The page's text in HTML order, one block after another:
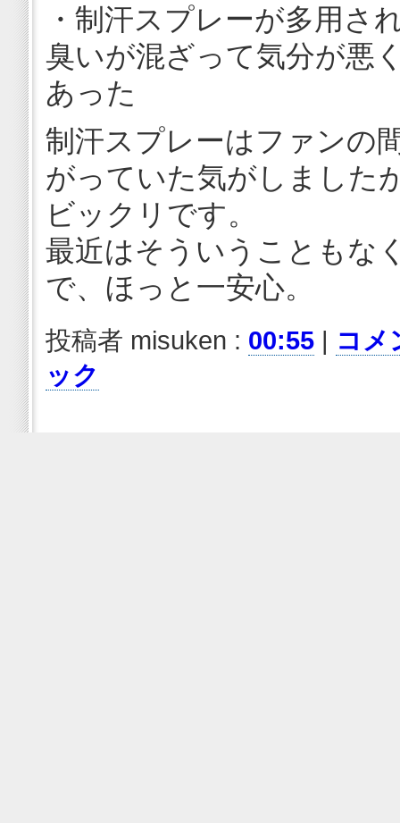
・制汗スプレーが多用さ
臭いが混ざって気分が悪
あった
制汗スプレーはファンの
がっていた気がしました
ビックリです。
最近はそういうこともな
で、ほっと一安心。
投稿者 misuken : 00:55 | コメ
ック